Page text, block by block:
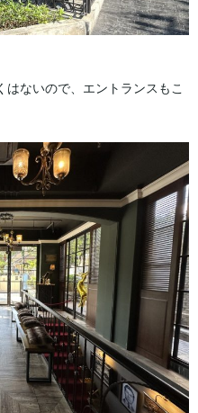
ないので、エントランスもこ